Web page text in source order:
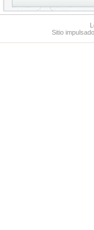
Sitio